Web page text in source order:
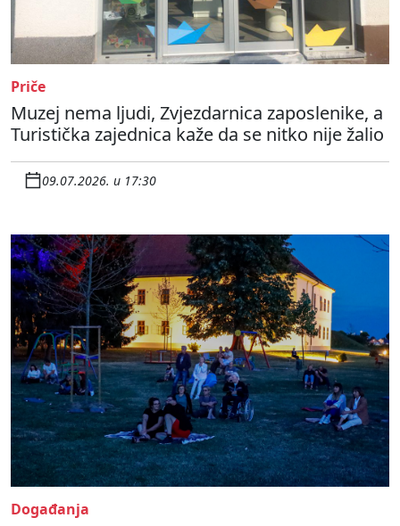
Priče
Muzej nema ljudi, Zvjezdarnica zaposlenike, a
Turistička zajednica kaže da se nitko nije žalio
09.07.2026. u 17:30
Događanja